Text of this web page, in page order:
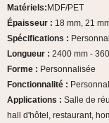
Matériels: MDF/PET
Épaisseur : 18 mm, 21
Spécifications :
Longueur : 2400 mm -
Forme : Personnalisée
Fonctionnalité :
Applications : Salle de
hall d'hôtel, restaurant,